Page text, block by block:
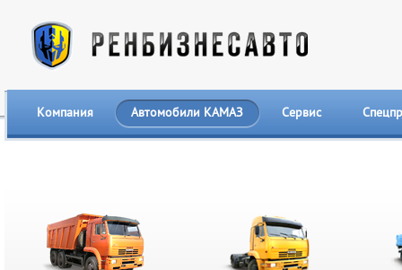
Компания Автомобили КАМАЗ Сервис